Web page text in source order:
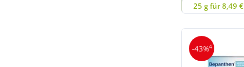
25 g für 8,49 €
-43%4